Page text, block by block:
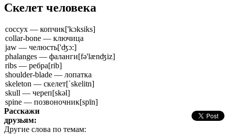
Скелет человека
coccyx — копчик['kɔksiks]
collar-bone — ключица
jaw — челюсть['ʤɔ:]
phalanges — фаланги[fə'lænʤiz]
ribs — ребра[rib]
shoulder-blade — лопатка
skeleton — скелет[ˈskelitn]
skull — череп[skəl]
spine — позвоночник[spīn]
Расскажи
друзьям:
Другие слова по темам: